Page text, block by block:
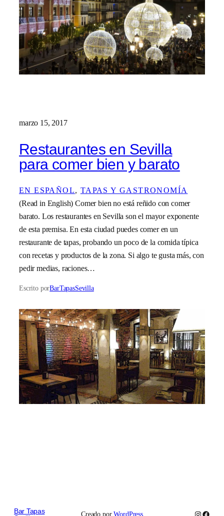
marzo 15, 2017
Restaurantes en Sevilla
para comer bien y barato
EN ESPAÑOL, TAPAS Y GASTRONOMÍA
(Read in English) Comer bien no está reñido con comer
barato. Los restaurantes en Sevilla son el mayor exponente
de esta premisa. En esta ciudad puedes comer en un
restaurante de tapas, probando un poco de la comida típica
con recetas y productos de la zona. Si algo te gusta más, con
pedir medias, raciones…
Escrito porBarTapasSevilla
Bar Tapas
Creado porWordPress Instagram